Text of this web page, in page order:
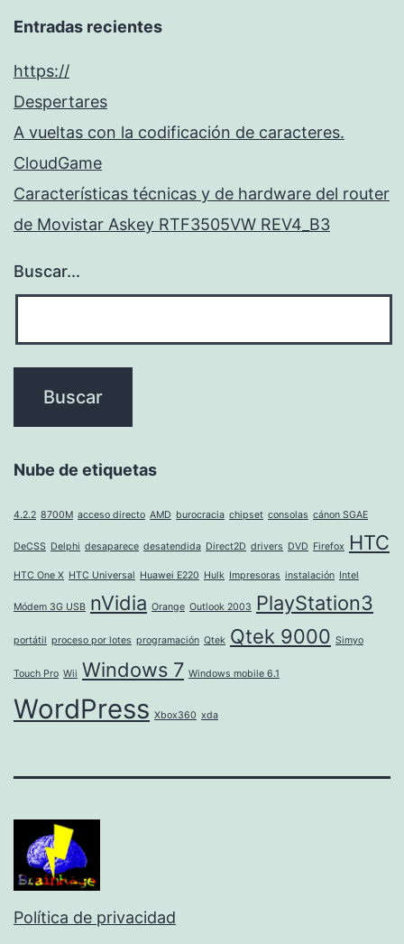
Entradas recientes
https://
Despertares
A vueltas con la codificación de caracteres.
CloudGame
Características técnicas y de hardware del router
de Movistar Askey RTF3505VW REV4_B3
Buscar...
Nube de etiquetas
4.2.2 8700M acceso directo AMD burocracia chipset consolas cánon SGAE
DeCSS Delphi desaparece desatendida Direct2D drivers DVD Firefox HTC
HTC One X HTC Universal Huawei E220 Hulk Impresoras instalación Intel
Módem 3G USB nVidia Orange Outlook 2003 PlayStation3
portátil proceso por lotes programación Qtek Qtek 9000 Simyo
Touch Pro Wii Windows 7 Windows mobile 6.1
WordPress Xbox360 xda
Política de privacidad